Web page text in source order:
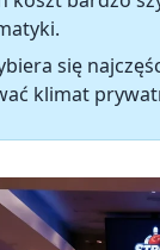
się
klimat